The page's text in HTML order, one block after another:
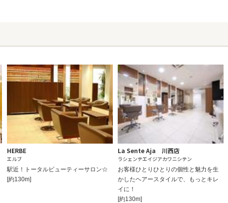
HERBE
エルブ
駅近！トータルビューティーサロン☆
[約130m]
La Sente Aja 川西店
ラシェンテエイジアカワニシテン
お客様ひとりひとりの個性と魅力を生
かしたヘアースタイルで、もっとキレ
イに！
[約130m]